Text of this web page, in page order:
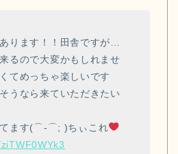
ります！！田舎ですが…
るので大変かもしれませ
てめっちゃ楽しいです
うなら来ていただきたい
てます(⌒-⌒; )ちぃこれ